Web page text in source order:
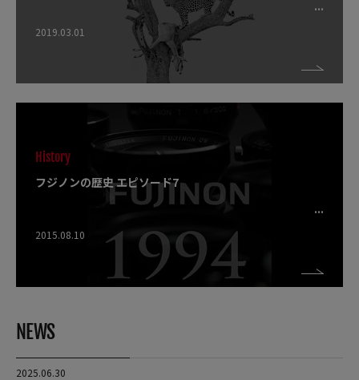
2019.03.01
History
フジノンの歴史 エピソード7
2015.08.10
NEWS
2025.06.30